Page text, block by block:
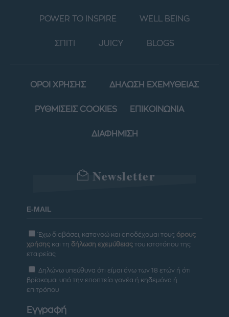
POWER TO INSPIRE WELL BEING
ΣΠΙΤΙ JUICY BLOGS
ΟΡΟΙ ΧΡΗΣΗΣ ΔΗΛΩΣΗ ΕΧΕΜΥΘΕΙΑΣ
ΡΥΘΜΙΣΕΙΣ COOKIES ΕΠΙΚΟΙΝΩΝΙΑ
ΔΙΑΦΗΜΙΣΗ
Newsletter
Έχω διαβάσει, κατανοώ και αποδέχομαι τους όρους
χρήσης και τη δήλωση εχεμύθειας του ιστοτόπου της
εταιρείας
Δηλώνω υπεύθυνα ότι είμαι άνω των 18 ετών ή ότι
βρίσκομαι υπό την εποπτεία γονέα ή κηδεμόνα ή
επιτρόπου
Εγγραφή